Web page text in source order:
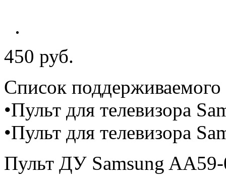
450 руб.
Cписок
•Пульт для телевизора
•Пульт для телевизора
Пульт ДУ Samsung